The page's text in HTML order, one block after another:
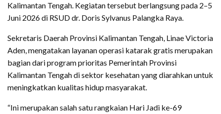
Kalimantan Tengah. Kegiatan tersebut berlangsung pada 2–5
Juni 2026 di RSUD dr. Doris Sylvanus Palangka Raya.
Sekretaris Daerah Provinsi Kalimantan Tengah, Linae Victoria
Aden, mengatakan layanan operasi katarak gratis merupakan
bagian dari program prioritas Pemerintah Provinsi
Kalimantan Tengah di sektor kesehatan yang diarahkan untuk
meningkatkan kualitas hidup masyarakat.
“Ini merupakan salah satu rangkaian Hari Jadi ke-69